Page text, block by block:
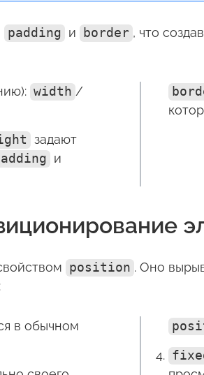
padding и border , что
width /
задают
и
position . Оно
в обычном